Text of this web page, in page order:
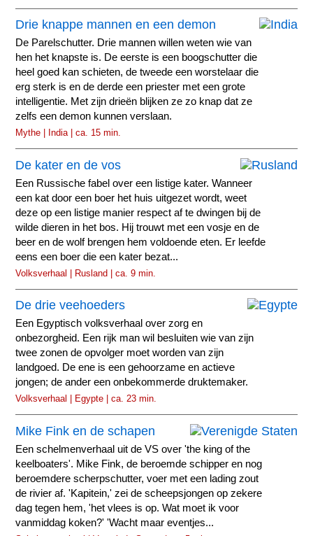
Drie knappe mannen en een demon
De Parelschutter. Drie mannen willen weten wie van
hen het knapste is. De eerste is een boogschutter die
heel goed kan schieten, de tweede een worstelaar die
erg sterk is en de derde een priester met een grote
intelligentie. Met zijn drieën blijken ze zo knap dat ze
zelfs een demon kunnen verslaan.
Mythe | India | ca. 15 min.
De kater en de vos
Een Russische fabel over een listige kater. Wanneer
een kat door een boer het huis uitgezet wordt, weet
deze op een listige manier respect af te dwingen bij de
wilde dieren in het bos. Hij trouwt met een vosje en de
beer en de wolf brengen hem voldoende eten. Er leefde
eens een boer die een kater bezat...
Volksverhaal | Rusland | ca. 9 min.
De drie veehoeders
Een Egyptisch volksverhaal over zorg en
onbezorgheid. Een rijk man wil besluiten wie van zijn
twee zonen de opvolger moet worden van zijn
landgoed. De ene is een gehoorzame en actieve
jongen; de ander een onbekommerde druktemaker.
Volksverhaal | Egypte | ca. 23 min.
Mike Fink en de schapen
Een schelmenverhaal uit de VS over 'the king of the
keelboaters'. Mike Fink, de beroemde schipper en nog
beroemdere scherpschutter, voer met een lading zout
de rivier af. 'Kapitein,' zei de scheepsjongen op zekere
dag tegen hem, 'het vlees is op. Wat moet ik voor
vanmiddag koken?' 'Wacht maar eventjes...